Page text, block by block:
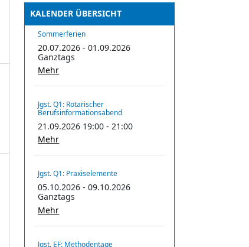
KALENDER ÜBERSICHT
Sommerferien
20.07.2026 - 01.09.2026
Ganztags
Mehr
Jgst. Q1: Rotarischer
Berufsinformationsabend
21.09.2026 19:00 - 21:00
Mehr
Jgst. Q1: Praxiselemente
05.10.2026 - 09.10.2026
Ganztags
Mehr
Jgst. EF: Methodentage